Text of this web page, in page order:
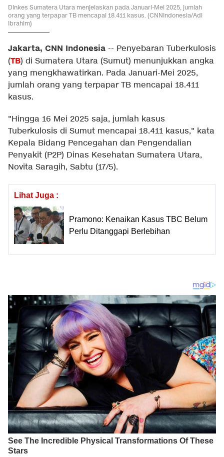
Dinkes Sumatera Utara menjelaskan pada Januari-Mei 2025, jumlah
orang yang terpapar TB mencapai 18.411 kasus. (CNNIndonesia/Adi
Ibrahim)
Jakarta, CNN Indonesia -- Penyebaran Tuberkulosis
(TB) di Sumatera Utara (Sumut) menunjukkan angka
yang mengkhawatirkan. Pada Januari-Mei 2025,
jumlah orang yang terpapar TB mencapai 18.411
kasus.
"Hingga 16 Mei 2025 saja, jumlah kasus
Tuberkulosis di Sumut mencapai 18.411 kasus," kata
Kepala Bidang Pencegahan dan Pengendalian
Penyakit (P2P) Dinas Kesehatan Sumatera Utara,
Novita Saragih, Sabtu (17/5).
Lihat Juga :
Pramono: Kenaikan Kasus TBC Belum
Perlu Ditanggapi Berlebihan